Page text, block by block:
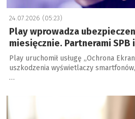
24.07.2026 (05:23)
Play wprowadza
miesięcznie. Partnerami SPB
Play uruchomił usługę „Ochrona
uszkodzenia wyświetlaczy
…
a